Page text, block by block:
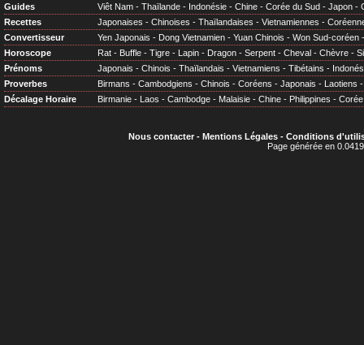
Guides
Viêt Nam - Thaïlande - Indonésie - Chine - Corée du Sud - Japon -
Recettes
Japonaises - Chinoises - Thaïlandaises - Vietnamiennes -
Convertisseur
Yen Japonais - Dong Vietnamien - Yuan Chinois - Won Sud-coréen
Horoscope
Rat - Buffle - Tigre - Lapin - Dragon - Serpent - Cheval - Chèvre -
Prénoms
Japonais - Chinois - Thaïlandais - Vietnamiens - Tibétains -
Proverbes
Birmans - Cambodgiens - Chinois - Coréens - Japonais - Laotiens
Décalage Horaire
Birmanie - Laos - Cambodge - Malaisie - Chine - Philippines - Corée
Nous contacter- Mentions Légales- Conditions
Page générée en